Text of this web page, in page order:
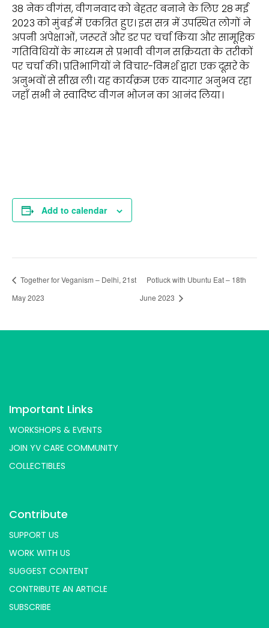
38 नेक वीगंस, वीगनवाद को बेहतर बनाने के लिए 28 मई
2023 को मुंबई में एकत्रित हुए। इस सत्र में उपस्थित लोगों ने
अपनी अपेक्षाओं, जरूरतें और डर पर चर्चा किया और सामूहिक
गतिविधियों के माध्यम से प्रभावी वीगन सक्रियता के तरीकों
पर चर्चा की। प्रतिभागियों ने विचार-विमर्श द्वारा एक दूसरे के
अनुभवों से सीख ली। यह कार्यक्रम एक यादगार अनुभव रहा
जहाँ सभी ने स्वादिष्ट वीगन भोजन का आनंद लिया।
Add to calendar
Together for Veganism – Delhi, 21st
May 2023
Potluck with Ubuntu Eat – 18th
June 2023
Important Links
WORKSHOPS & EVENTS
JOIN YV CARE COMMUNITY
COLLECTIBLES
Contribute
SUPPORT US
WORK WITH US
SUGGEST CONTENT
CONTRIBUTE AN ARTICLE
SUBSCRIBE